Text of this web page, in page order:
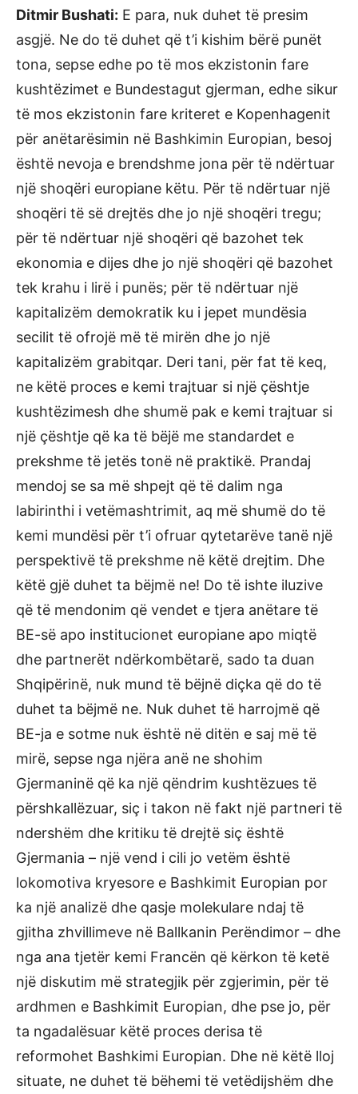
Ditmir Bushati: E para, nuk duhet të presim
asgjë. Ne do të duhet që t’i kishim bërë punët
tona, sepse edhe po të mos ekzistonin fare
kushtëzimet e Bundestagut gjerman, edhe sikur
të mos ekzistonin fare kriteret e Kopenhagenit
për anëtarësimin në Bashkimin Europian, besoj
është nevoja e brendshme jona për të ndërtuar
një shoqëri europiane këtu. Për të ndërtuar një
shoqëri të së drejtës dhe jo një shoqëri tregu;
për të ndërtuar një shoqëri që bazohet tek
ekonomia e dijes dhe jo një shoqëri që bazohet
tek krahu i lirë i punës; për të ndërtuar një
kapitalizëm demokratik ku i jepet mundësia
secilit të ofrojë më të mirën dhe jo një
kapitalizëm grabitqar. Deri tani, për fat të keq,
ne këtë proces e kemi trajtuar si një çështje
kushtëzimesh dhe shumë pak e kemi trajtuar si
një çështje që ka të bëjë me standardet e
prekshme të jetës tonë në praktikë. Prandaj
mendoj se sa më shpejt që të dalim nga
labirinthi i vetëmashtrimit, aq më shumë do të
kemi mundësi për t’i ofruar qytetarëve tanë një
perspektivë të prekshme në këtë drejtim. Dhe
këtë gjë duhet ta bëjmë ne! Do të ishte iluzive
që të mendonim që vendet e tjera anëtare të
BE-së apo institucionet europiane apo miqtë
dhe partnerët ndërkombëtarë, sado ta duan
Shqipërinë, nuk mund të bëjnë diçka që do të
duhet ta bëjmë ne. Nuk duhet të harrojmë që
BE-ja e sotme nuk është në ditën e saj më të
mirë, sepse nga njëra anë ne shohim
Gjermaninë që ka një qëndrim kushtëzues të
përshkallëzuar, siç i takon në fakt një partneri të
ndershëm dhe kritiku të drejtë siç është
Gjermania – një vend i cili jo vetëm është
lokomotiva kryesore e Bashkimit Europian por
ka një analizë dhe qasje molekulare ndaj të
gjitha zhvillimeve në Ballkanin Perëndimor – dhe
nga ana tjetër kemi Francën që kërkon të ketë
një diskutim më strategjik për zgjerimin, për të
ardhmen e Bashkimit Europian, dhe pse jo, për
ta ngadalësuar këtë proces derisa të
reformohet Bashkimi Europian. Dhe në këtë lloj
situate, ne duhet të bëhemi të vetëdijshëm dhe